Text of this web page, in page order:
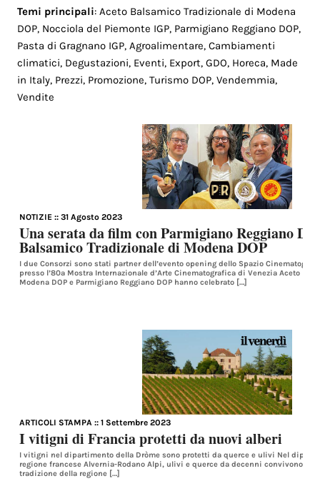
Temi principali:Aceto Balsamico Tradizionale di Modena
DOP, Nocciola del Piemonte IGP, Parmigiano Reggiano DOP,
Pasta di Gragnano IGP,Agroalimentare, Cambiamenti
climatici, Degustazioni, Eventi, Export, GDO, Horeca, Made
in Italy, Prezzi, Promozione, Turismo DOP, Vendemmia,
Vendite
NOTIZIE :: 31 Agosto 2023
Una serata da film con Parmigiano Reggiano
Balsamico Tradizionale di Modena DOP
I due Consorzi sono stati partner dell’evento opening dello Spazio
presso l’80a Mostra Internazionale d’Arte Cinematografica di Venezia Aceto
Modena DOP e Parmigiano Reggiano DOP hanno celebrato […]
ARTICOLI STAMPA :: 1 Settembre 2023
I vitigni di Francia protetti da nuovi alberi
I vitigni nel dipartimento della Dròme sono protetti da querce e ulivi Nel
regione francese Alvernia-Rodano Alpi, ulivi e querce da decenni convivono
tradizione della regione […]